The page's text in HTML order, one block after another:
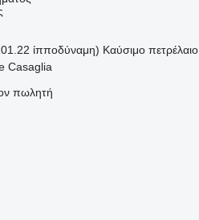
ίπποδύναμη) Καύσιμο πετρέλαιο
Casaglia
πωλητή